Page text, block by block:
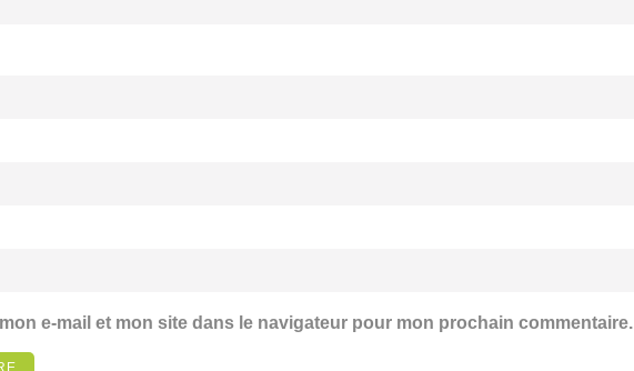
e-mail et mon site dans le navigateur pour mon prochain commentaire.